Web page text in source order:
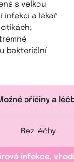
s velkou
infekci a lékař
bakteriální
příčiny a
Bez léčby
infekce,